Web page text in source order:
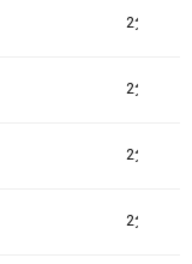
2分钟
2分钟
2分钟
2分钟